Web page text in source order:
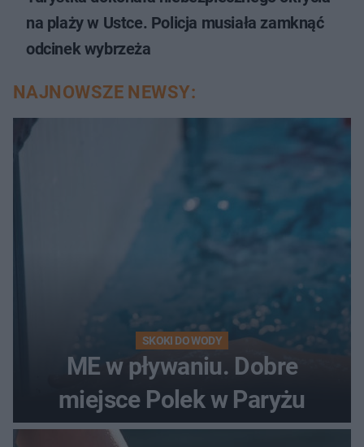
na plaży w Ustce. Policja musiała zamknąć
odcinek wybrzeża
NAJNOWSZE NEWSY:
SKOKI DO WODY
ME w pływaniu. Dobre
miejsce Polek w Paryżu